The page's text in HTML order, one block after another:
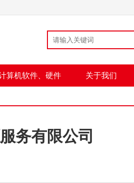
算机软件、硬件 关于我们
务有限公司